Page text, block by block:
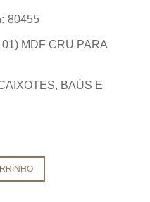
80455
01) MDF CRU PARA
BAÚS E